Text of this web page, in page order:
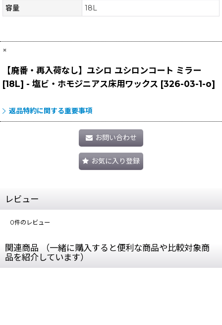
容量
18L
×
【廃番・再入荷なし】ユシロ ユシロンコート ミラー
[18L] - 塩ビ・ホモジニアス床用ワックス [326-03-1-o]
返品特約に関する重要事項
お問い合わせ
お気に入り登録
レビュー
0件のレビュー
関連商品 （一緒に購入すると便利な商品や比較対象商
品を紹介しています）